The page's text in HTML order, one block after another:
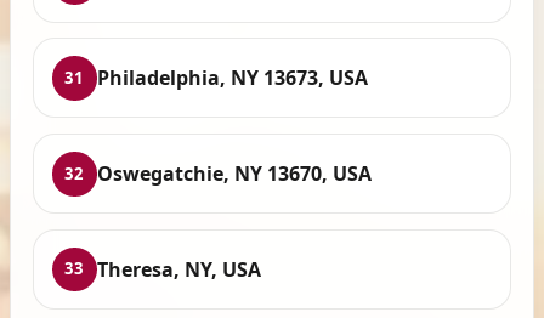
31 Philadelphia, NY 13673, USA
32 Oswegatchie, NY 13670, USA
33 Theresa, NY, USA